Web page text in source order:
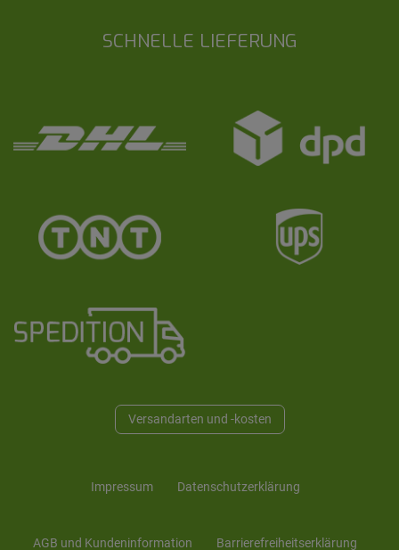
SCHNELLE LIEFERUNG
Versandarten und -kosten
Impressum Daten­schutz­erklärung
AGB und Kunden­information Barrierefreiheitserklärung